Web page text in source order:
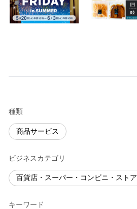
種類
商品サービス
ビジネスカテゴリ
百貨店・スーパー・コンビニ・ストア
キーワード